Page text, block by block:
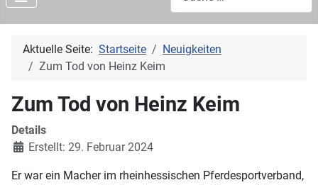
Aktuelle Seite: Startseite
Neuigkeiten
Zum Tod von Heinz Keim
Zum Tod von Heinz Keim
Details
Erstellt: 29. Februar 2024
Er war ein Macher im rheinhessischen Pferdesportverband,